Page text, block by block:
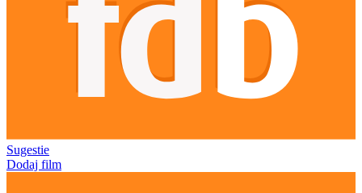
Sugestie
Dodaj film